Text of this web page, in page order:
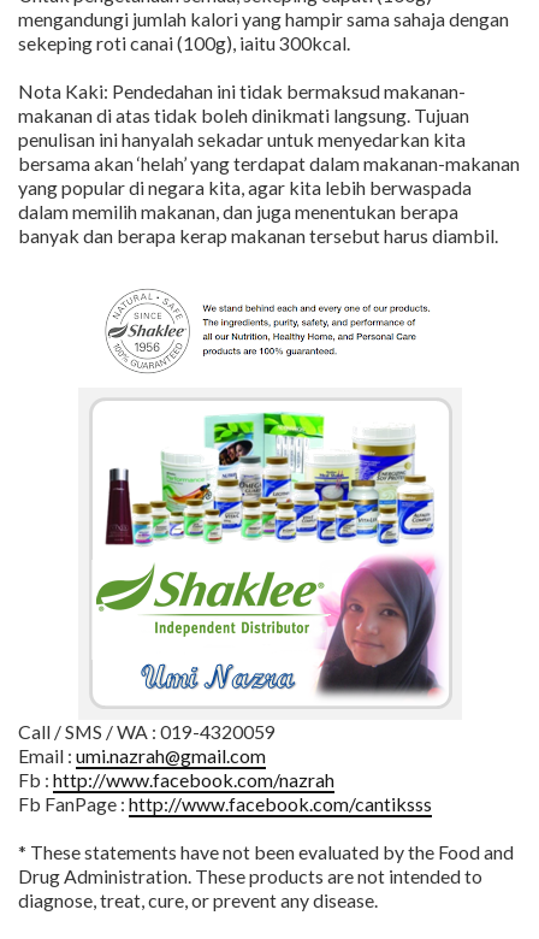
mengandungi jumlah kalori yang hampir sama sahaja dengan
sekeping roti canai (100g), iaitu 300kcal.
Nota Kaki: Pendedahan ini tidak bermaksud makanan-
makanan di atas tidak boleh dinikmati langsung. Tujuan
penulisan ini hanyalah sekadar untuk menyedarkan kita
bersama akan ‘helah’ yang terdapat dalam makanan-makanan
yang popular di negara kita, agar kita lebih berwaspada
dalam memilih makanan, dan juga menentukan berapa
banyak dan berapa kerap makanan tersebut harus diambil.
Call / SMS / WA : 019-4320059
Email : umi.nazrah@gmail.com
Fb : http://www.facebook.com/nazrah
Fb FanPage : http://www.facebook.com/cantiksss
* These statements have not been evaluated by the Food and
Drug Administration. These products are not intended to
diagnose, treat, cure, or prevent any disease.